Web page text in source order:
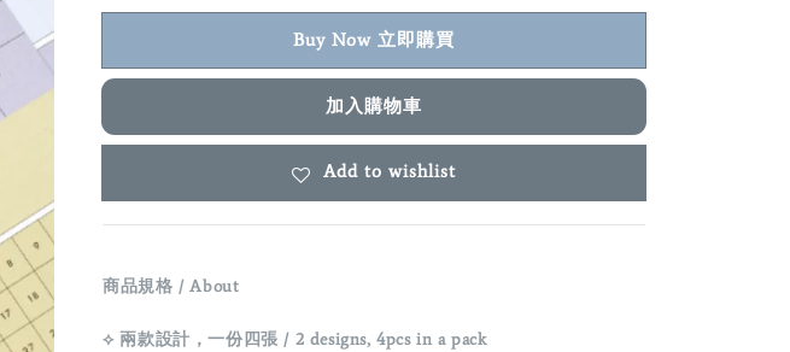
Buy Now 立即購買
加入購物車
Add to wishlist
商品規格 / About
⟡ 兩款設計，一份四張 / 2 designs, 4pcs in a pack